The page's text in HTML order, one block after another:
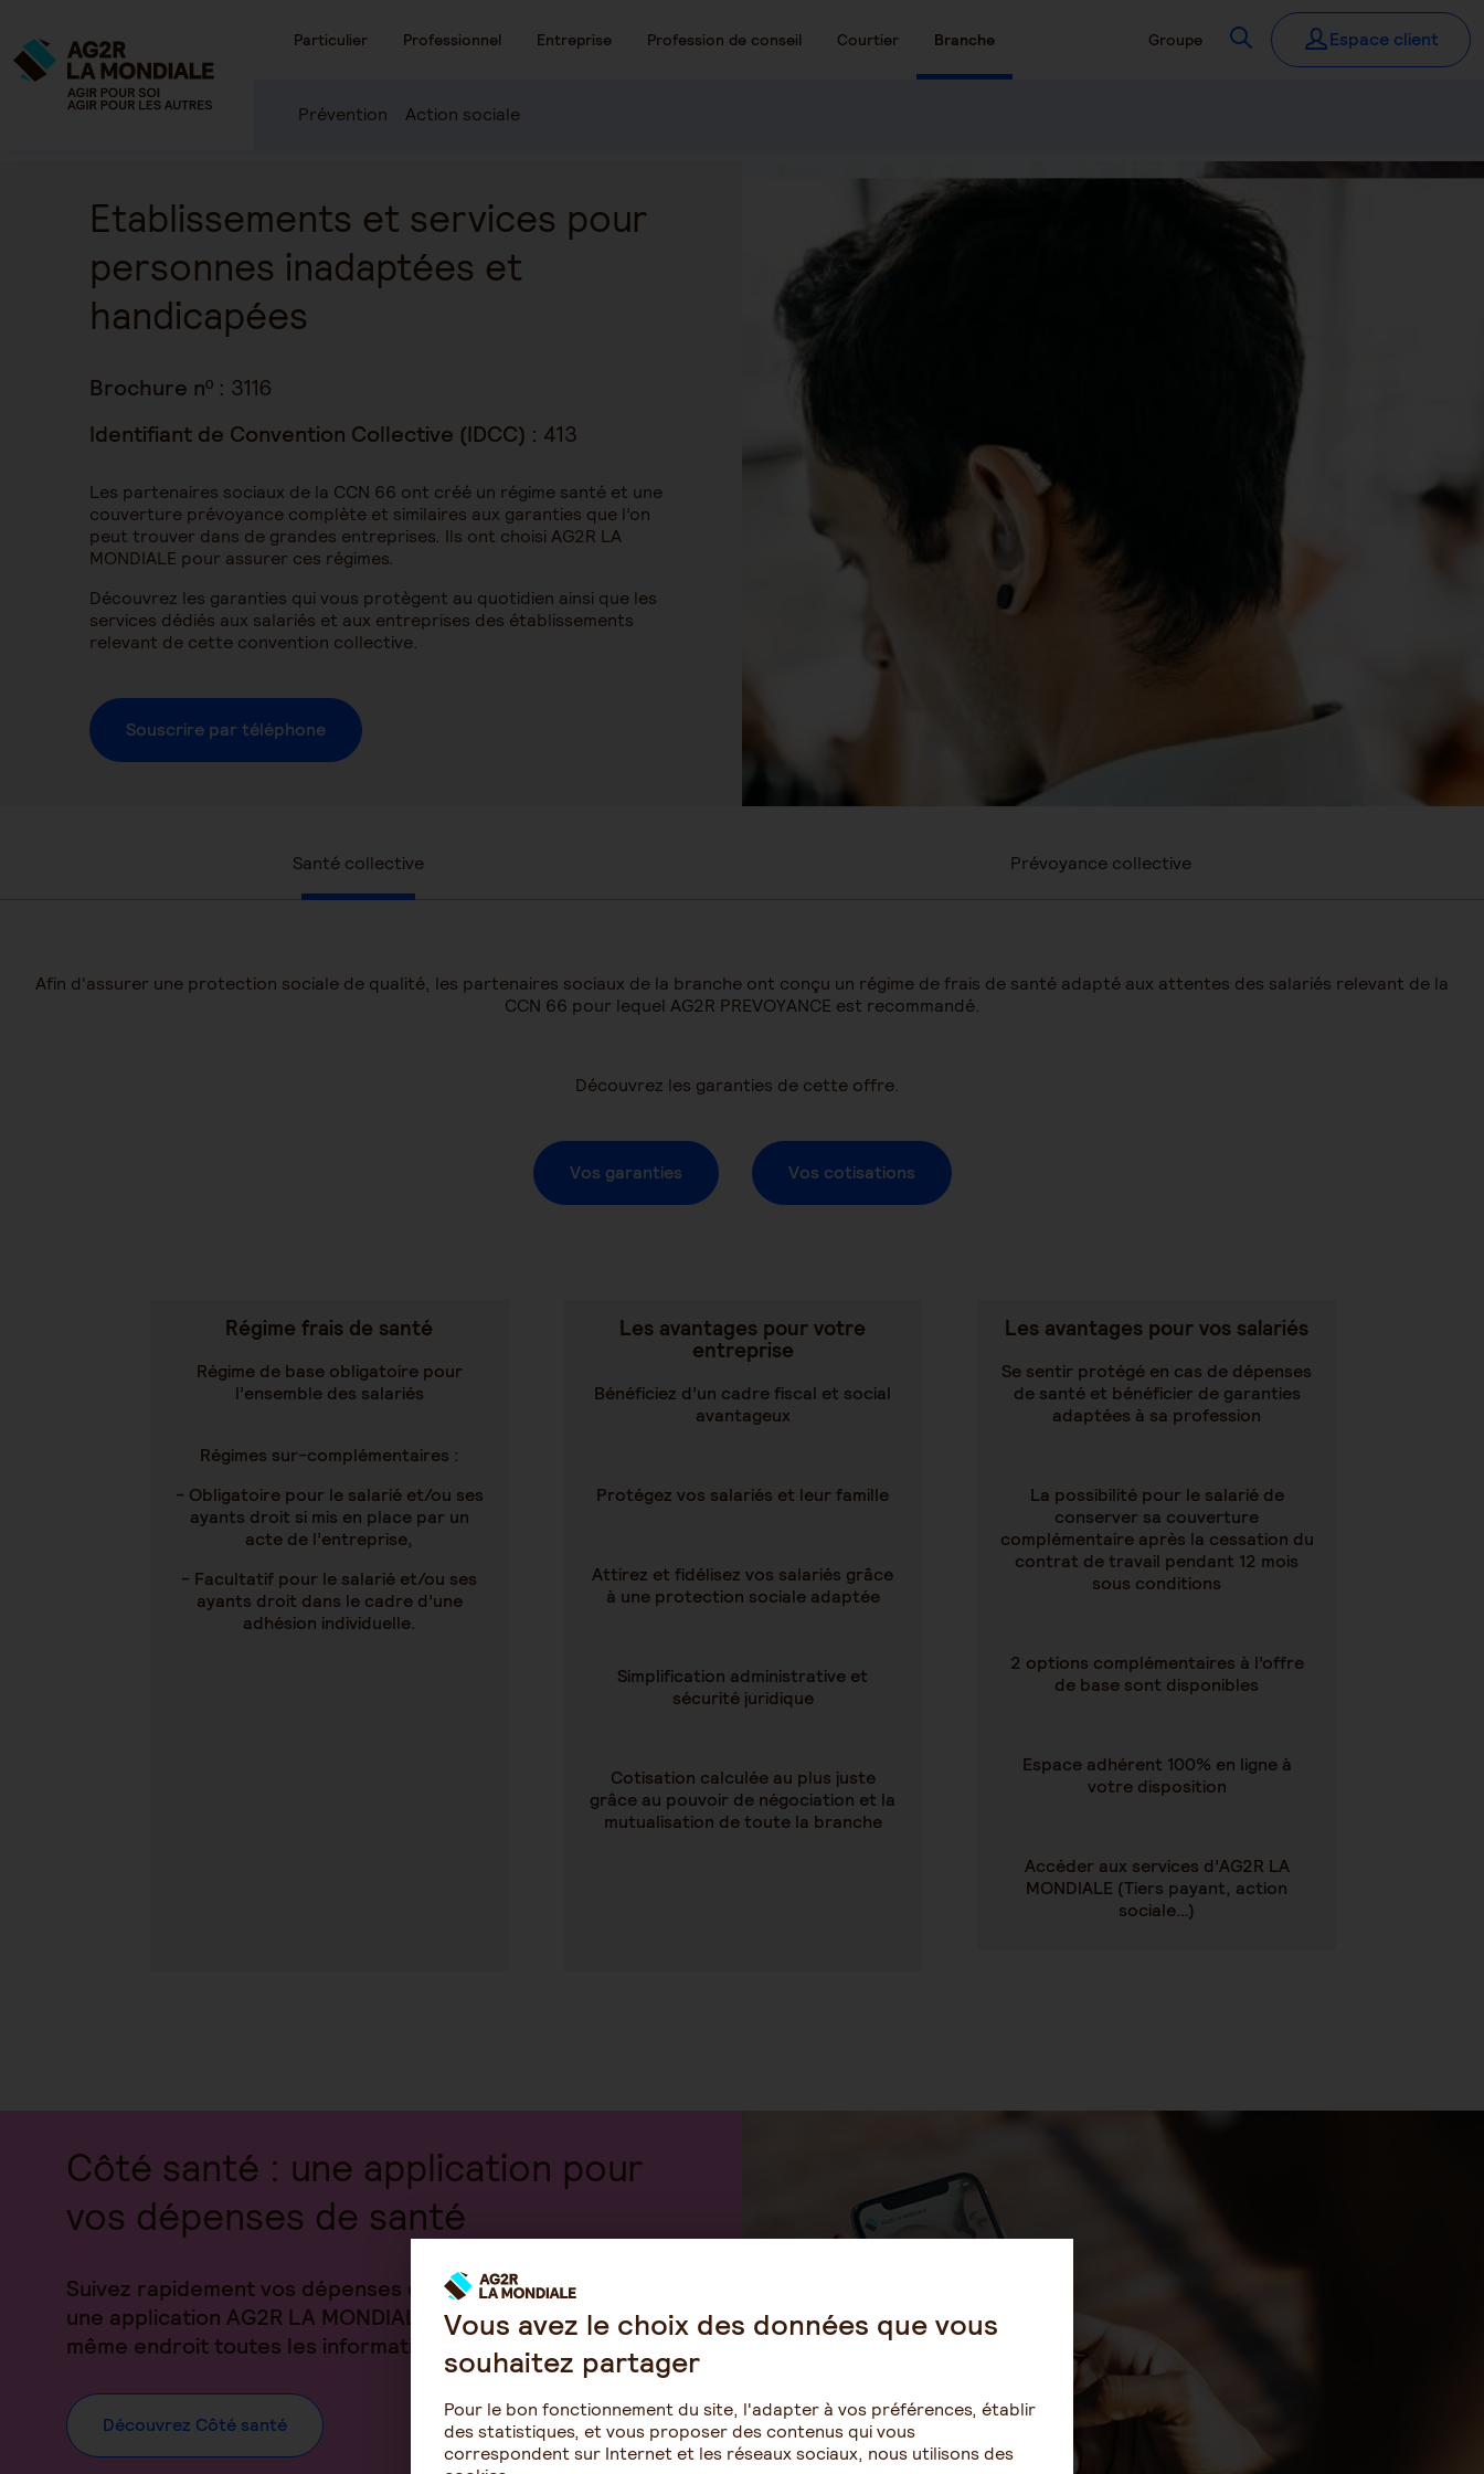
Particulier Professionnel Entreprise Profession de conseil Courtier Branche Groupe Recherchez Espace client
Prévention Action sociale
Etablissements et services pour
personnes inadaptées et
handicapées
Brochure nº : 3116
Identifiant de Convention Collective (IDCC) : 413
Les partenaires sociaux de la CCN 66 ont créé un régime santé et une
couverture prévoyance complète et similaires aux garanties que l’on
peut trouver dans de grandes entreprises. Ils ont choisi AG2R LA
MONDIALE pour assurer ces régimes.
Découvrez les garanties qui vous protègent au quotidien ainsi que les
services dédiés aux salariés et aux entreprises des établissements
relevant de cette convention collective.
Souscrire par téléphone
Santé collective Prévoyance collective
Afin d'assurer une protection sociale de qualité, les partenaires sociaux de la branche ont conçu un régime de frais de santé adapté aux attentes des salariés relevant de la
CCN 66 pour lequel AG2R PREVOYANCE est recommandé.
Découvrez les garanties de cette offre.
Vos garanties Vos cotisations
Régime frais de santé
Régime de base obligatoire pour
l’ensemble des salariés
Régimes sur-complémentaires :
- Obligatoire pour le salarié et/ou ses
ayants droit si mis en place par un
acte de l’entreprise,
- Facultatif pour le salarié et/ou ses
ayants droit dans le cadre d’une
adhésion individuelle.
Les avantages pour votre
entreprise
Bénéficiez d’un cadre fiscal et social
avantageux
Protégez vos salariés et leur famille
Attirez et fidélisez vos salariés grâce
à une protection sociale adaptée
Simplification administrative et
sécurité juridique
Cotisation calculée au plus juste
grâce au pouvoir de négociation et la
mutualisation de toute la branche
Les avantages pour vos salariés
Se sentir protégé en cas de dépenses
de santé et bénéficier de garanties
adaptées à sa profession
La possibilité pour le salarié de
conserver sa couverture
complémentaire après la cessation du
contrat de travail pendant 12 mois
sous conditions
2 options complémentaires à l’offre
de base sont disponibles
Espace adhérent 100% en ligne à
votre disposition
Accéder aux services d’AG2R LA
MONDIALE (Tiers payant, action
sociale…)
Côté santé : une application pour
vos dépenses de santé
Suivez rapidement vos dépenses de santé sur Côté santé,
une application AG2R LA MONDIALE. Elle regroupe au
même endroit toutes les informations liées à la santé.
Découvrez Côté santé
Vous avez le choix des données que vous
souhaitez partager
Pour le bon fonctionnement du site, l'adapter à vos préférences, établir
des statistiques, et vous proposer des contenus qui vous
correspondent sur Internet et les réseaux sociaux, nous utilisons des